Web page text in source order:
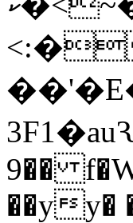
<:�
9��
��yy�